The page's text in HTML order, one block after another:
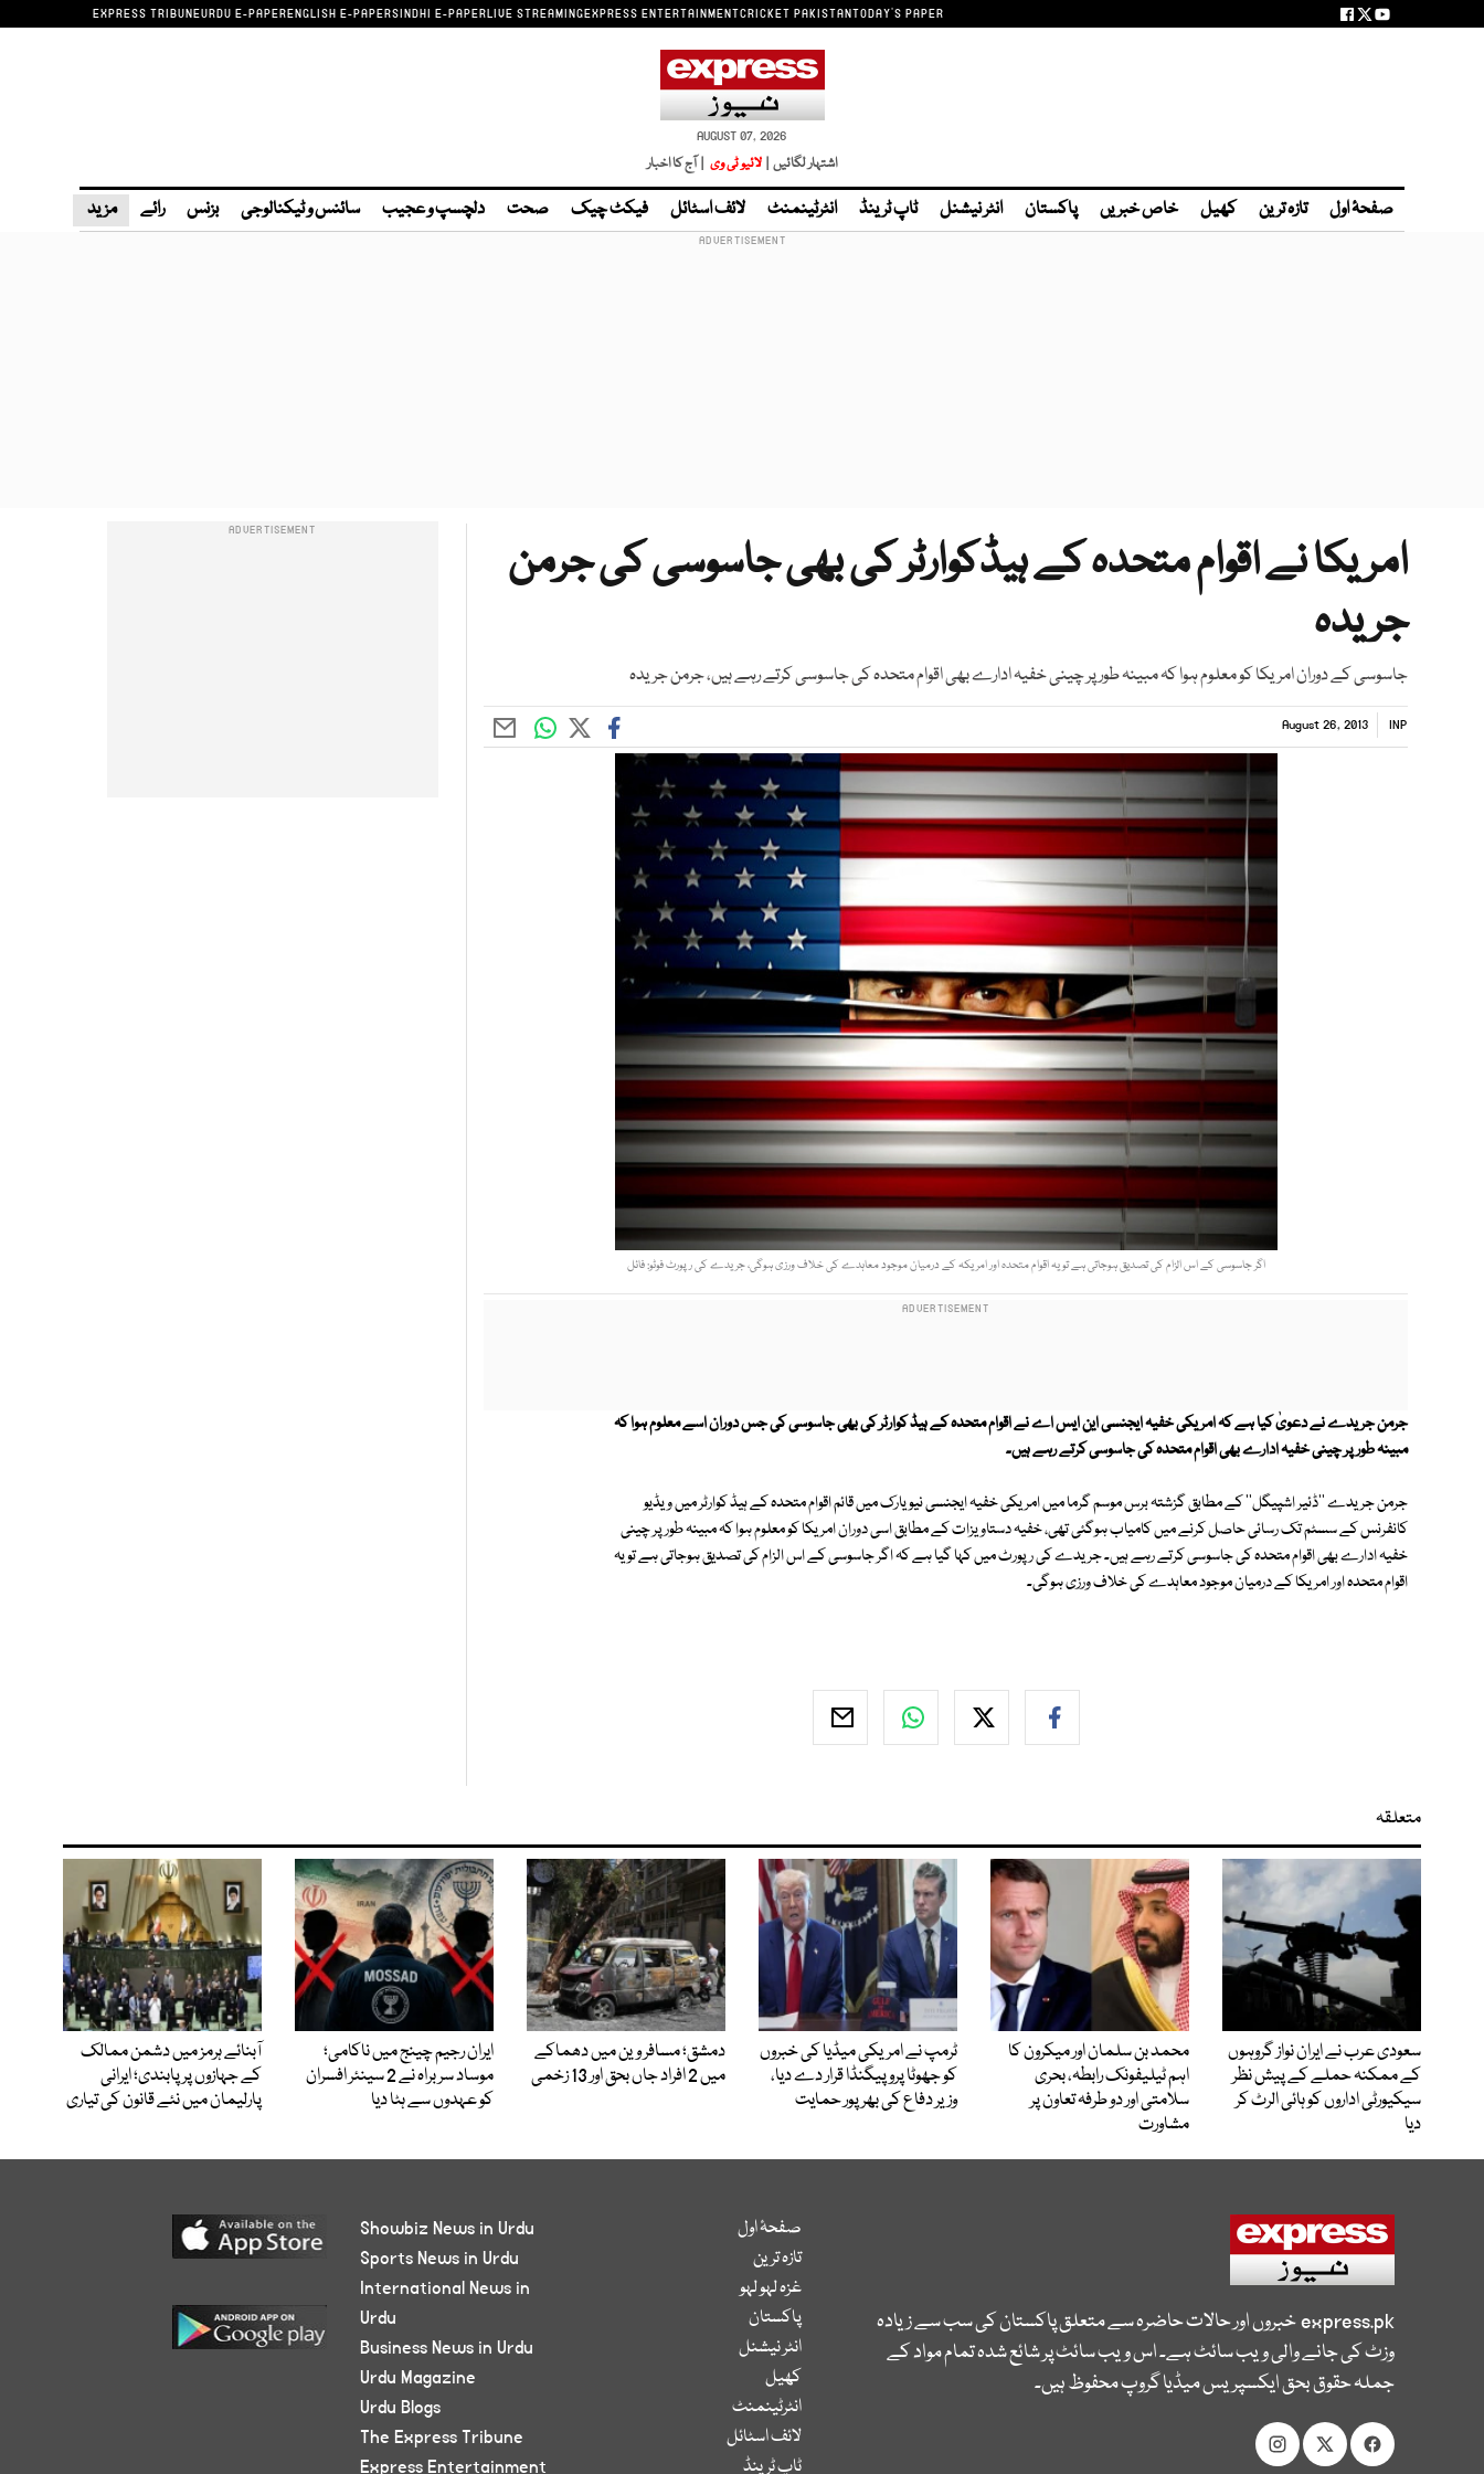
EXPRESS TRIBUNEURDU E-PAPERENGLISH E-PAPERSINDHI E-PAPERLIVE STREAMINGEXPRESS ENTERTAINMENTCRICKET PAKISTANTODAY'S PAPER
AUGUST 07, 2026
اشتہار لگائیں | لائیو ٹی وی | آج کا اخبار
صفحۂ اول تازہ ترین کھیل خاص خبریں پاکستان انٹر نیشنل ٹاپ ٹرینڈ انٹرٹینمنٹ لائف اسٹائل فیکٹ چیک صحت دلچسپ و عجیب سائنس و ٹیکنالوجی بزنس رائے مزید
امریکا نے اقوام متحدہ کے ہیڈکوارٹر کی بھی جاسوسی کی جرمن
جریدہ
جاسوسی کے دوران امریکا کو معلوم ہوا كہ مبینہ طور پر چینی خفیہ ادارے بھی اقوام متحدہ كی جاسوسی كرتے رہے ہیں، جرمن جریدہ
INP
August 26, 2013
اگر جاسوسی كے اس الزام كی تصدیق ہوجاتی ہے تو یہ اقوام متحدہ اور امریكہ كے درمیان موجود معاہدے كی خلاف ورزی ہوگی، جریدے کی رپورٹ فوٹو: فائل
جرمن جریدے نے دعویٰ کیا ہے کہ امریكی خفیہ ایجنسی این ایس اے نے اقوام متحدہ كے ہیڈ كوارٹر كی بھی جاسوسی كی جس دوران اسے معلوم ہوا كہ
مبینہ طور پر چینی خفیہ ادارے بھی اقوام متحدہ كی جاسوسی كرتے رہے ہیں۔
جرمن جریدے ''ڈئیر اشپیگل'' كے مطابق گزشتہ برس موسم گرما میں امریکی خفیہ ایجنسی نیویارک میں قائم اقوام متحدہ كے ہیڈ كوارٹر میں ویڈیو
كانفرنس كے سسٹم تک رسائی حاصل كرنے میں كامیاب ہوگئی تھی، خفیہ دستاویزات كے مطابق اسی دوران امریكا كو معلوم ہوا كہ مبینہ طور پر چینی
خفیہ ادارے بھی اقوام متحدہ كی جاسوسی كرتے رہے ہیں۔ جریدے کی رپورٹ میں کہا گیا ہے کہ اگر جاسوسی كے اس الزام كی تصدیق ہوجاتی ہے تو یہ
اقوام متحدہ اور امریكا كے درمیان موجود معاہدے كی خلاف ورزی ہوگی۔
متعلقہ
سعودی عرب نے ایران نواز گروہوں
کے ممکنہ حملے کے پیش نظر
سیکیورٹی اداروں کو ہائی الرٹ کر
دیا
محمد بن سلمان اور میکرون کا
اہم ٹیلیفونک رابطہ، بحری
سلامتی اور دو طرفہ تعاون پر
مشاورت
ٹرمپ نے امریکی میڈیا کی خبروں
کو جھوٹا پروپیگنڈا قرار دے دیا،
وزیر دفاع کی بھرپور حمایت
دمشق؛ مسافر وین میں دھماکے
میں 2 افراد جاں بحق اور 13 زخمی
ایران رجیم چینج میں ناکامی؛
موساد سربراہ نے 2 سینئر افسران
کو عہدوں سے ہٹا دیا
آبنائے ہرمز میں دشمن ممالک
کے جہازوں پر پابندی؛ ایرانی
پارلیمان میں نئے قانون کی تیاری
express.pkخبروں اور حالات حاضرہ سے متعلق پاکستان کی سب سے زیادہ
وزٹ کی جانے والی ویب سائٹ ہے۔ اس ویب سائٹ پر شائع شدہ تمام مواد کے
جملہ حقوق بحق ایکسپریس میڈیا گروپ محفوظ ہیں۔
صفحۂ اول
تازہ ترین
غزہ لہو لہو
پاکستان
انٹر نیشنل
کھیل
انٹرٹینمنٹ
لائف اسٹائل
ٹاپ ٹرینڈ
Showbiz News in Urdu
Sports News in Urdu
International News in
Urdu
Business News in Urdu
Urdu Magazine
Urdu Blogs
The Express Tribune
Express Entertainment